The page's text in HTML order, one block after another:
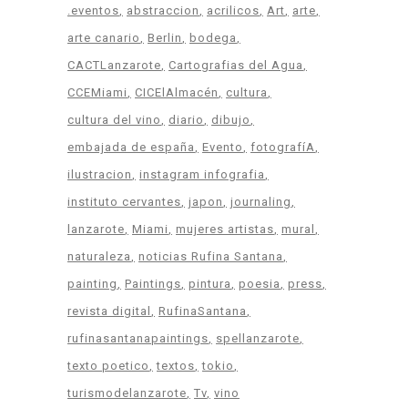
.eventos abstraccion acrilicos Art
arte
arte canario
Berlin
bodega
CACTLanzarote
Cartografias del Agua
CCEMiami
CICElAlmacén
cultura
cultura del vino
diario
dibujo
embajada de españa
Evento
fotografíA
ilustracion
instagram infografia
instituto cervantes japon
journaling
lanzarote Miami mujeres artistas mural
naturaleza
noticias Rufina Santana
painting
Paintings pintura poesia
press
revista digital
RufinaSantana
rufinasantanapaintings
spellanzarote
texto poetico
textos tokio
turismodelanzarote Tv vino